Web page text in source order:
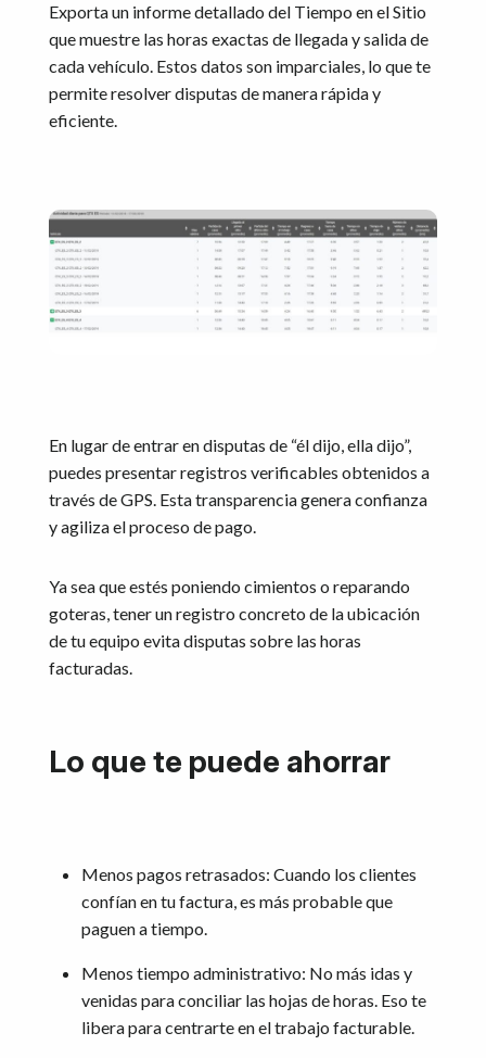
Exporta un informe detallado del Tiempo en el Sitio
que muestre las horas exactas de llegada y salida de
cada vehículo. Estos datos son imparciales, lo que te
permite resolver disputas de manera rápida y
eficiente.
En lugar de entrar en disputas de “él dijo, ella dijo”,
puedes presentar registros verificables obtenidos a
través de GPS. Esta transparencia genera confianza
y agiliza el proceso de pago.
Ya sea que estés poniendo cimientos o reparando
goteras, tener un registro concreto de la ubicación
de tu equipo evita disputas sobre las horas
facturadas.
Lo que te puede ahorrar
Menos pagos retrasados: Cuando los clientes
confían en tu factura, es más probable que
paguen a tiempo.
Menos tiempo administrativo: No más idas y
venidas para conciliar las hojas de horas. Eso te
libera para centrarte en el trabajo facturable.